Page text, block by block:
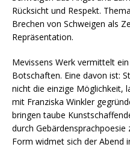
Rücksicht und Respekt.
Brechen von Schweigen als
Repräsentation.
Mevissens Werk vermittelt
Botschaften. Eine davon ist:
nicht die einzige Möglichkeit,
mit Franziska Winkler
bringen taube
durch
Form widmet sich der Abend